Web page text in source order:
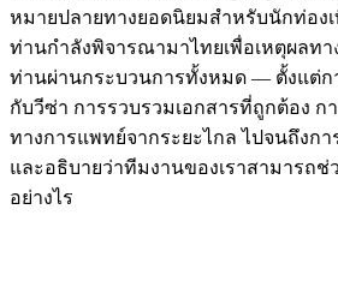
หมายปลายทางยอดนิยมสำหรับนักท่อง
ท่านกำลังพิจารณามาไทยเพื่อเหตุผลท
ท่านผ่านกระบวนการทั้งหมด — ตั้งแต่ก
กับวีซ่า การรวบรวมเอกสารที่ถูกต้อง ก
ทางการแพทย์จากระยะไกล ไปจนถึงก
และอธิบายว่าทีมงานของเราสามารถ
อย่างไร